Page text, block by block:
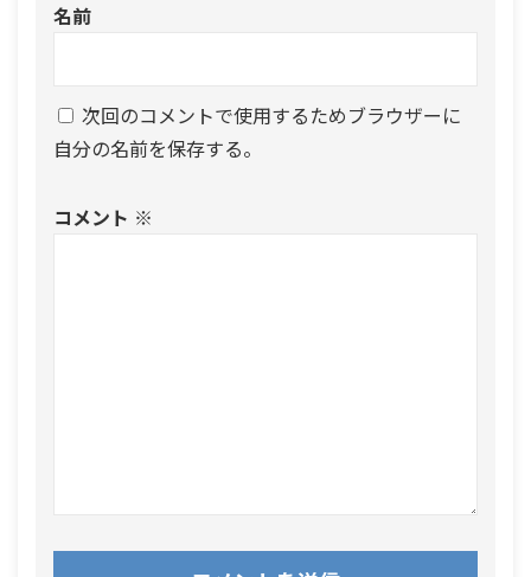
名前
次回のコメントで使用するためブラウザーに
自分の名前を保存する。
コメント ※